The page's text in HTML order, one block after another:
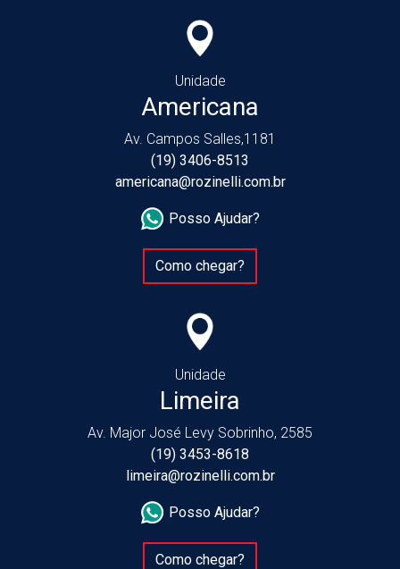
Unidade
Americana
Av. Campos Salles,1181
(19) 3406-8513
americana@rozinelli.com.br
Posso Ajudar?
Como chegar?
Unidade
Limeira
Av. Major José Levy Sobrinho, 2585
(19) 3453-8618
limeira@rozinelli.com.br
Posso Ajudar?
Como chegar?